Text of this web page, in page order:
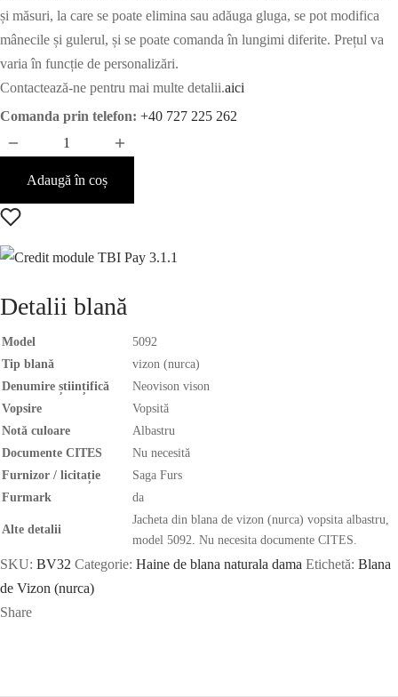
și măsuri, la care se poate elimina sau adăuga gluga, se pot modifica
mânecile și gulerul, și se poate comanda în lungimi diferite. Prețul va
varia în funcție de personalizări.
Contactează-ne pentru mai multe detalii.aici
Comanda prin telefon: +40 727 225 262
Adaugă în coș
Detalii blană
Model
5092
Tip blană
vizon (nurca)
Denumire științifică
Neovison vison
Vopsire
Vopsită
Notă culoare
Albastru
Documente CITES
Nu necesită
Furnizor / licitație
Saga Furs
Furmark
da
Alte detalii
Jacheta din blana de vizon (nurca) vopsita albastru,
model 5092. Nu necesita documente CITES.
SKU: BV32 Categorie: Haine de blana naturala dama Etichetă: Blana
de Vizon (nurca)
Share